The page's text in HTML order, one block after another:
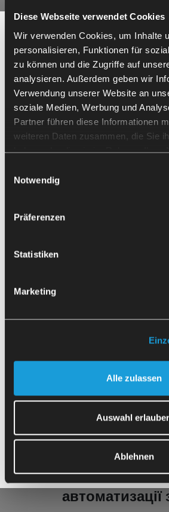
Diese Webseite verwendet Cookies
Wir verwenden Cookies, um Inhalte
personalisieren, Funktionen für
zu können und die Zugriffe auf
analysieren. Außerdem geben wir
Verwendung unserer Website an
soziale Medien, Werbung und
Partner führen diese Informationen
weiteren Daten zusammen, die Sie
haben oder die sie im Rahmen Ihrer
Notwendig
Präferenzen
Statistiken
Marketing
Alle zulassen
Auswahl
Ablehnen
роботу механічних лещат. Вартість:
модернізації обладнання.
Різноманітність деталей та
Проблема:
Підрядник із широким
час переналагодження механічних
часу.
Рішення:Система керування камерою
розпізнає заготовки. Час
Обмежений час автономної
Системи SpaceBox: понад 1
Склади для палет: середні
Виявлення помилок за
Дистанційна діагностика з
SMS/електронну пошту
Поширені
Потрібна допомога з
автоматизацією?
Якщо у вас є запитання щодо
вашого верстата або ви бажаєте
рекомендацію, я з радістю вам
Залиште нам свої контактні дані, і я
незабаром з вами зв'яжуся.
Керуючий директор
Надсилаючи форму, я даю згоду